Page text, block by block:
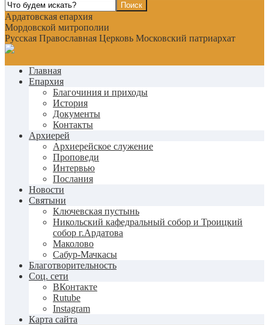
Ардатовская епархия
Мордовской митрополии
Русская Православная Церковь Московский патриархат
Главная
Епархия
Благочиния и приходы
История
Документы
Контакты
Архиерей
Архиерейское служение
Проповеди
Интервью
Послания
Новости
Святыни
Ключевская пустынь
Никольский кафедральный собор и Троицкий
собор г.Ардатова
Маколово
Сабур-Мачкасы
Благотворительность
Соц. сети
ВКонтакте
Rutube
Instagram
Карта сайта